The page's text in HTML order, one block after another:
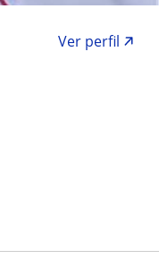
Ver perfil